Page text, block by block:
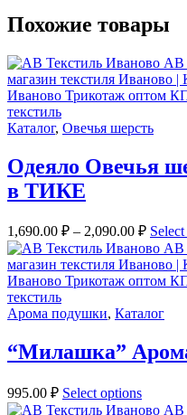
Похожие товары
Каталог, Овечья шерсть
Одеяло Овечья
в ТИКЕ
1,690.00 ₽ – 2,090.00 ₽
Арома подушки, Каталог
“Милашка”
995.00 ₽ Select options